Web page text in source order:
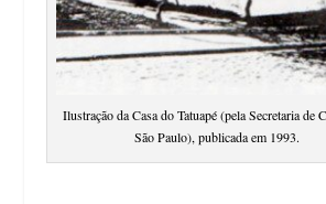
Ilustração da Casa do Tatuapé (pela Secretaria de
São Paulo), publicada em 1993.